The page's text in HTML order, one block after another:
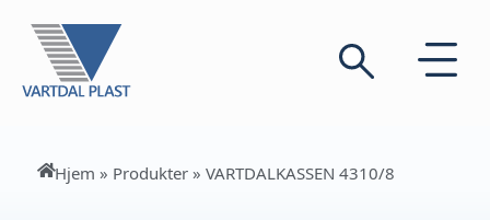
Hjem » Produkter » VARTDALKASSEN 4310/8